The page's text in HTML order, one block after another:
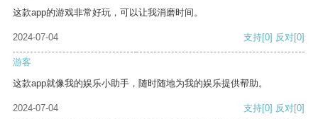
这款app的游戏非常好玩，可以让我消磨时间。
2024-07-04 支持[0] 反对[0]
游客
这款app就像我的娱乐小助手，随时随地为我的娱乐提供帮助。
2024-07-04 支持[0] 反对[0]